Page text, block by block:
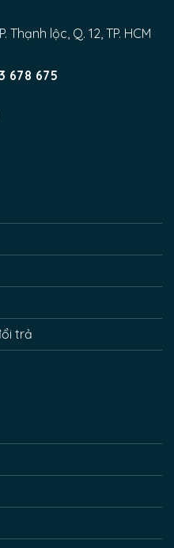
Thạnh lộc, Q. 12, TP. HCM
678 675
trả